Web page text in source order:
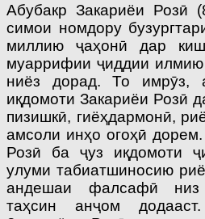
Абубакр Закариёи Розӣ
симои номдору
миллию ҷаҳонӣ дар
муаррифии ҷиддии
ниёз дорад. То имрӯз,
иқдомоти Закариёи Розӣ
пизишкӣ, гиёҳдармонӣ,
амсоли инҳо огоҳӣ
Розӣ ба ҷуз иқдомоти
улуми табиатшиносию
андешаи фалсафӣ низ
таҳсин анҷом